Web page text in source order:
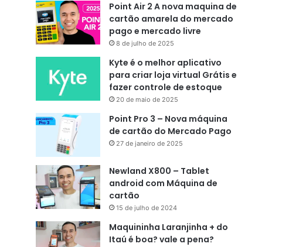
Point Air 2 A nova maquina de
cartão amarela do mercado
pago e mercado livre
8 de julho de 2025
Kyte é o melhor aplicativo
para criar loja virtual Grátis e
fazer controle de estoque
20 de maio de 2025
Point Pro 3 – Nova máquina
de cartão do Mercado Pago
27 de janeiro de 2025
Newland X800 – Tablet
android com Máquina de
cartão
15 de julho de 2024
Maquininha Laranjinha + do
Itaú é boa? vale a pena?